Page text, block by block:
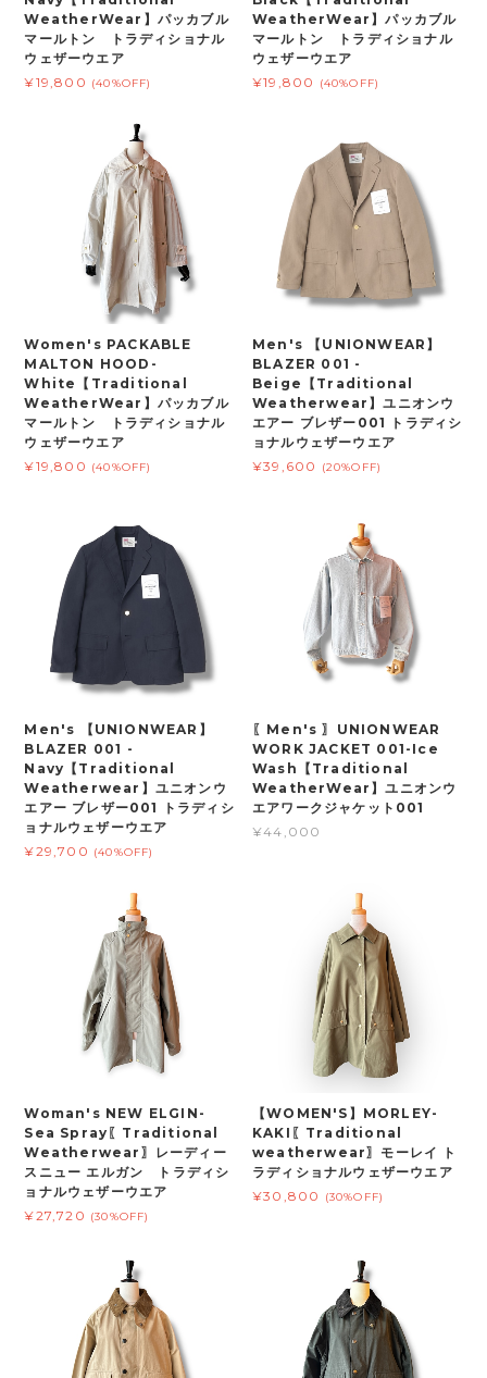
WeatherWear】パッカブル
マールトン トラディショナル
ウェザーウエア
¥19,800 (40%OFF)
WeatherWear】パッカブル
マールトン トラディショナル
ウェザーウエア
¥19,800
(40%OFF)
Women's PACKABLE
MALTON HOOD-
White【Traditional
WeatherWear】パッカブル
マールトン トラディショナル
ウェザーウエア
¥19,800 (40%OFF)
Men's 【UNIONWEAR】
BLAZER 001 -
Beige【Traditional
Weatherwear】ユニオンウ
エアー ブレザー001 トラディシ
ョナルウェザーウエア
¥39,600
(20%OFF)
Men's 【UNIONWEAR】
BLAZER 001 -
Navy【Traditional
Weatherwear】ユニオンウ
エアー ブレザー001 トラディシ
ョナルウェザーウエア
¥29,700 (40%OFF)
〖Men's 〗UNIONWEAR
WORK JACKET 001-Ice
Wash【Traditional
WeatherWear】ユニオンウ
エアワークジャケット001
¥44,000
Woman's NEW ELGIN-
Sea Spray〖Traditional
Weatherwear〗レーディー
スニュー エルガン トラディシ
ョナルウェザーウエア
¥27,720 (30%OFF)
【WOMEN'S】MORLEY-
KAKI〖Traditional
weatherwear〗モーレイ ト
ラディショナルウェザーウエア
¥30,800
(30%OFF)